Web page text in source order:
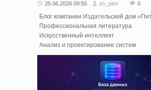
25.06.2026 09:55 ph_piter 0
Блог компании Издательский дом
Профессиональная литература
Искусственный интеллект
Анализ и проектирование систем